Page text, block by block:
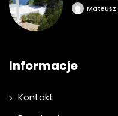
Mateusz
Informacje
Kontakt